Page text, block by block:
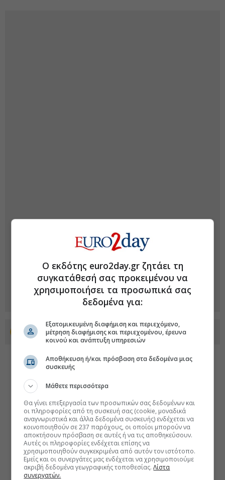
Προσθέστε το euro2day.gr στο Discover
Ο εκδότης euro2day.gr ζητάει τη
συγκατάθεσή σας προκειμένου να
χρησιμοποιήσει τα προσωπικά σας
δεδομένα για:
Εξατομικευμένη διαφήμιση και περιεχόμενο,
μέτρηση διαφήμισης και περιεχομένου, έρευνα
κοινού και ανάπτυξη υπηρεσιών
Αποθήκευση ή/και πρόσβαση στα δεδομένα μιας
συσκευής
Μάθετε περισσότερα
Θα γίνει επεξεργασία των προσωπικών σας δεδομένων και
οι πληροφορίες από τη συσκευή σας (cookie, μοναδικά
αναγνωριστικά και άλλα δεδομένα συσκευής) ενδέχεται να
κοινοποιηθούν σε 237 παρόχους, οι οποίοι μπορούν να
αποκτήσουν πρόσβαση σε αυτές ή να τις αποθηκεύσουν.
Αυτές οι πληροφορίες ενδέχεται επίσης να
χρησιμοποιηθούν συγκεκριμένα από αυτόν τον ιστότοπο.
Εμείς και οι συνεργάτες μας ενδέχεται να χρησιμοποιούμε
ακριβή δεδομένα γεωγραφικής τοποθεσίας.Λίστα
συνεργατών.